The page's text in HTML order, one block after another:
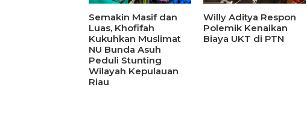
Semakin Masif dan
Luas, Khofifah
Kukuhkan Muslimat
NU Bunda Asuh
Peduli Stunting
Wilayah Kepulauan
Riau
Willy Aditya Respon
Polemik Kenaikan
Biaya UKT di PTN